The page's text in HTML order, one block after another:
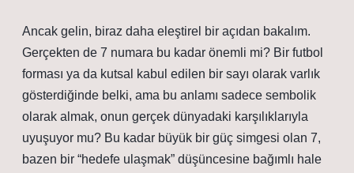
Ancak gelin, biraz daha eleştirel bir açıdan bakalım.
Gerçekten de 7 numara bu kadar önemli mi? Bir futbol
forması ya da kutsal kabul edilen bir sayı olarak varlık
gösterdiğinde belki, ama bu anlamı sadece sembolik
olarak almak, onun gerçek dünyadaki karşılıklarıyla
uyuşuyor mu? Bu kadar büyük bir güç simgesi olan 7,
bazen bir “hedefe ulaşmak” düşüncesine bağımlı hale